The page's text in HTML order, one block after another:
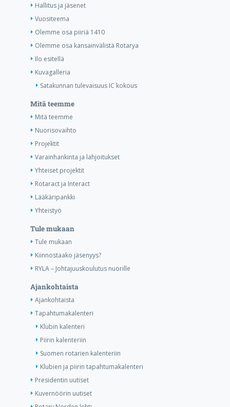
Hallitus ja jäsenet
Vuositeema
Olemme osa piiriä 1410
Olemme osa kansainvälistä Rotarya
Ilo esitellä
Kuvagalleria
Satakunnan tulevaisuus IC kokous
Mitä teemme
Mitä teemme
Nuorisovaihto
Projektit
Varainhankinta ja lahjoitukset
Yhteiset projektit
Rotaract ja Interact
Lääkäripankki
Yhteistyö
Tule mukaan
Tule mukaan
Kiinnostaako jäsenyys?
RYLA – Johtajuuskoulutus nuorille
Ajankohtaista
Ajankohtaista
Tapahtumakalenteri
Klubin kalenteri
Piirin kalenteriin
Suomen rotarien kalenteriin
Klubien ja piirin tapahtumakalenteri
Presidentin uutiset
Kuvernöörin uutiset